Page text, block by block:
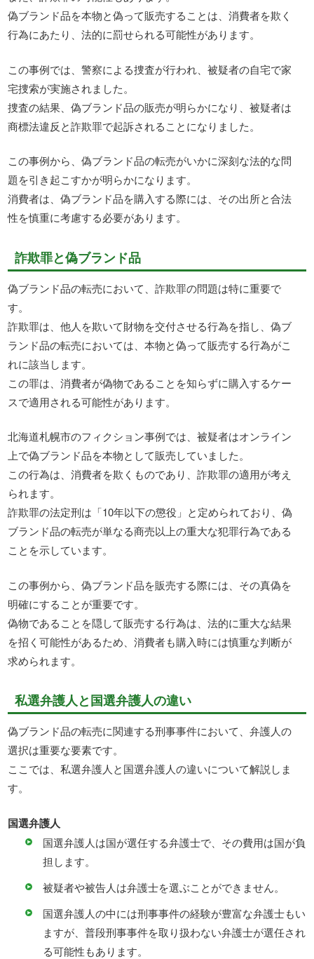
偽ブランド品を本物と偽って販売することは、消費者を欺く
行為にあたり、法的に罰せられる可能性があります。
この事例では、警察による捜査が行われ、被疑者の自宅で家
宅捜索が実施されました。
捜査の結果、偽ブランド品の販売が明らかになり、被疑者は
商標法違反と詐欺罪で起訴されることになりました。
この事例から、偽ブランド品の転売がいかに深刻な法的な問
題を引き起こすかが明らかになります。
消費者は、偽ブランド品を購入する際には、その出所と合法
性を慎重に考慮する必要があります。
詐欺罪と偽ブランド品
偽ブランド品の転売において、詐欺罪の問題は特に重要で
す。
詐欺罪は、他人を欺いて財物を交付させる行為を指し、偽ブ
ランド品の転売においては、本物と偽って販売する行為がこ
れに該当します。
この罪は、消費者が偽物であることを知らずに購入するケー
スで適用される可能性があります。
北海道札幌市のフィクション事例では、被疑者はオンライン
上で偽ブランド品を本物として販売していました。
この行為は、消費者を欺くものであり、詐欺罪の適用が考え
られます。
詐欺罪の法定刑は「10年以下の懲役」と定められており、偽
ブランド品の転売が単なる商売以上の重大な犯罪行為である
ことを示しています。
この事例から、偽ブランド品を販売する際には、その真偽を
明確にすることが重要です。
偽物であることを隠して販売する行為は、法的に重大な結果
を招く可能性があるため、消費者も購入時には慎重な判断が
求められます。
私選弁護人と国選弁護人の違い
偽ブランド品の転売に関連する刑事事件において、弁護人の
選択は重要な要素です。
ここでは、私選弁護人と国選弁護人の違いについて解説しま
す。
国選弁護人
国選弁護人は国が選任する弁護士で、その費用は国が負
担します。
被疑者や被告人は弁護士を選ぶことができません。
国選弁護人の中には刑事事件の経験が豊富な弁護士もい
ますが、普段刑事事件を取り扱わない弁護士が選任され
る可能性もあります。